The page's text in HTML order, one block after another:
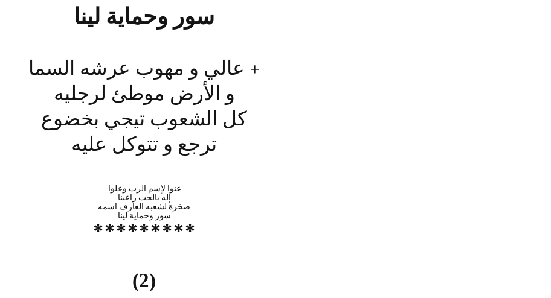
سور وحماية لينا
+ عالي و مهوب عرشه السما
و الأرض موطئ لرجليه
كل الشعوب تيجي بخضوع
ترجع و تتوكل عليه
غنوا لإسم الرب وعلوا
إله بالحب راعينا
صخرة لشعبه العارف اسمه
سور وحماية لينا
***
*
*****
(
2
)